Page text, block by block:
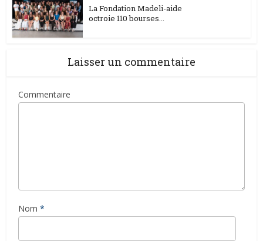
La Fondation Madeli-aide
octroie 110 bourses...
Laisser un commentaire
Commentaire
Nom *